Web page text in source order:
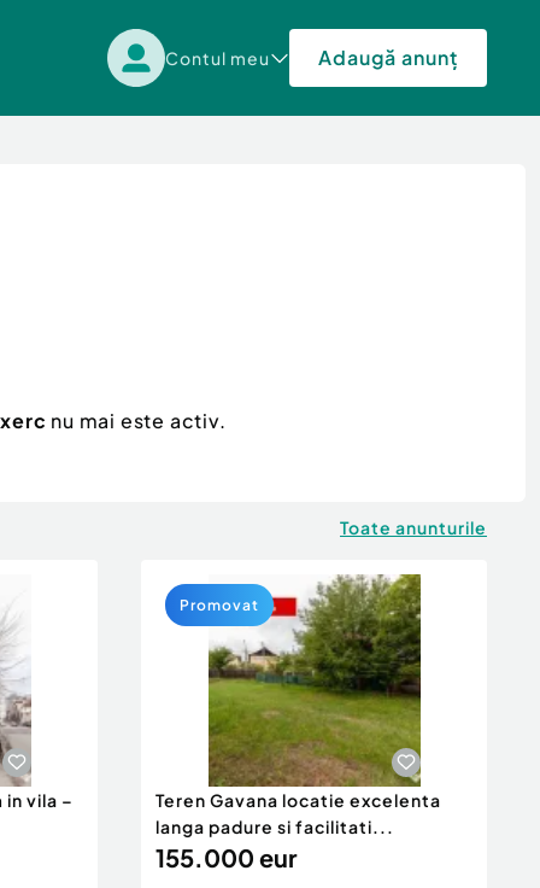
Contul meu Adaugă anunț
nu mai este activ.
Toate anunturile
vila –
Teren Gavana locatie excelenta
langa padure si facilitati...
155.000 eur
Promovat